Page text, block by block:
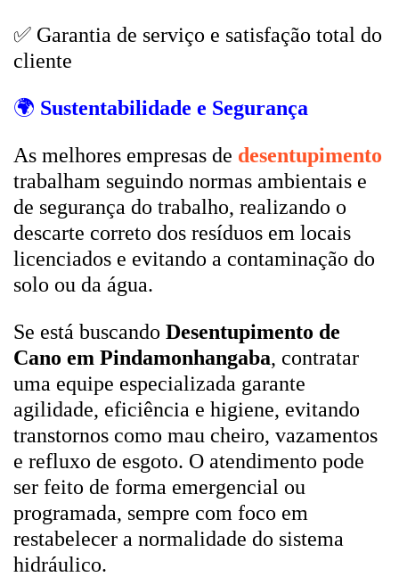
✅ Garantia de serviço e satisfação total do
cliente
🌍 Sustentabilidade e Segurança
As melhores empresas de desentupimento
trabalham seguindo normas ambientais e
de segurança do trabalho, realizando o
descarte correto dos resíduos em locais
licenciados e evitando a contaminação do
solo ou da água.
Se está buscando Desentupimento de
Cano em Pindamonhangaba, contratar
uma equipe especializada garante
agilidade, eficiência e higiene, evitando
transtornos como mau cheiro, vazamentos
e refluxo de esgoto. O atendimento pode
ser feito de forma emergencial ou
programada, sempre com foco em
restabelecer a normalidade do sistema
hidráulico.